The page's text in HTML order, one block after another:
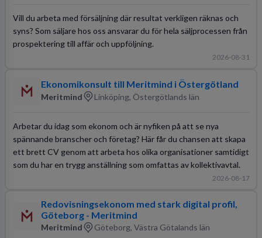
Vill du arbeta med försäljning där resultat verkligen räknas och
syns? Som säljare hos oss ansvarar du för hela säljprocessen från
prospektering till affär och uppföljning.
2026-08-31
Ekonomikonsult till Meritmind i Östergötland
Meritmind Linköping, Östergötlands län
Arbetar du idag som ekonom och är nyfiken på att se nya
spännande branscher och företag? Här får du chansen att skapa
ett brett CV genom att arbeta hos olika organisationer samtidigt
som du har en trygg anställning som omfattas av kollektivavtal.
2026-08-17
Redovisningsekonom med stark digital profil,
Göteborg - Meritmind
Meritmind Göteborg, Västra Götalands län